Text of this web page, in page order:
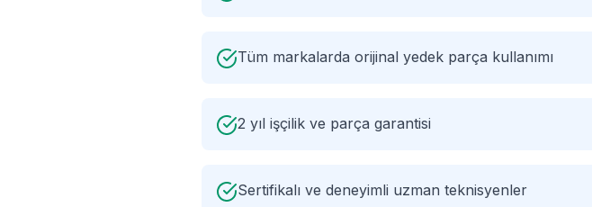
Tüm markalarda orijinal yedek parça kullanımı
2 yıl işçilik ve parça garantisi
Sertifikalı ve deneyimli uzman teknisyenler